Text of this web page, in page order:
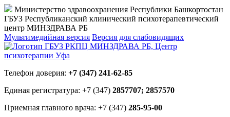
Министерство здравоохранения Республики Башкортостан
ГБУЗ Республиканский клинический психотерапевтический
центр МИНЗДРАВА РБ
Мультимедийная версия Версия для слабовидящих
Телефон доверия: +7 (347) 241-62-85
Единая регистратура: +7 (347) 2857707; 2857570
Приемная главного врача: +7 (347) 285-95-00